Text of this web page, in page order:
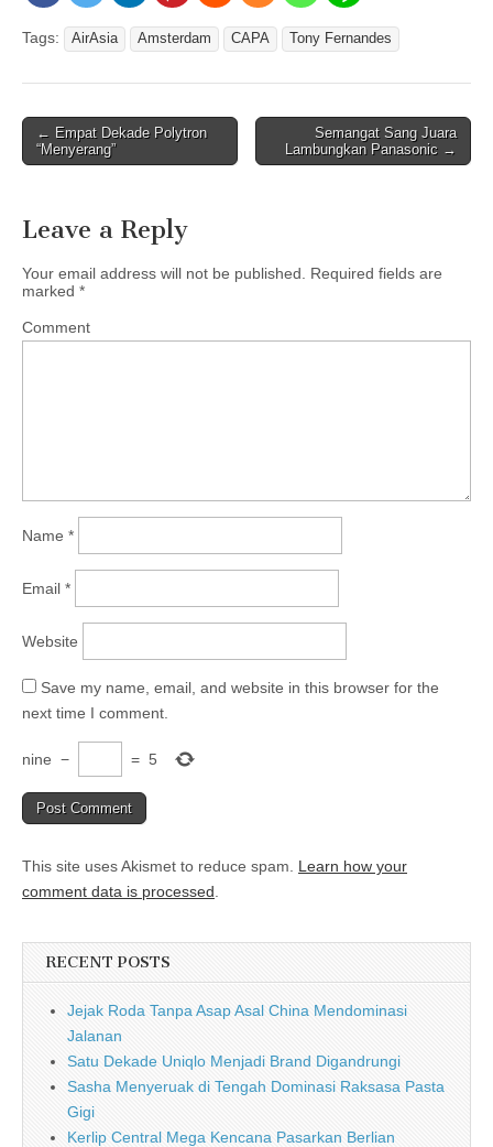
Tags: AirAsia Amsterdam CAPA Tony Fernandes
Post navigation
← Empat Dekade Polytron
“Menyerang”
Semangat Sang Juara
Lambungkan Panasonic →
Leave a Reply
Your email address will not be published.
Required fields are
marked *
Comment
Name *
Email *
Website
Save my name, email, and website in this browser for the
next time I comment.
nine − = 5
This site uses Akismet to reduce spam. Learn how your
comment data is processed
RECENT POSTS
Jejak Roda Tanpa Asap Asal China Mendominasi
Jalanan
Satu Dekade Uniqlo Menjadi Brand Digandrungi
Sasha Menyeruak di Tengah Dominasi Raksasa Pasta
Gigi
Kerlip Central Mega Kencana Pasarkan Berlian